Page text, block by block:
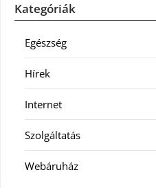
Kategóriák
Egészség
Hírek
Internet
Szolgáltatás
Webáruház